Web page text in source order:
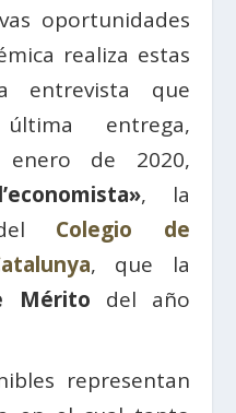
oportunidades
realiza estas
entrevista que
entrega,
enero de 2020,
, la
Colegio de
, que la
Mérito del año
representan